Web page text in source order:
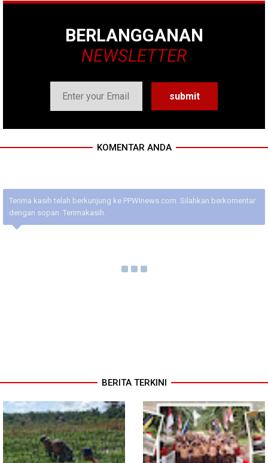
BERLANGGANAN
NEWSLETTER
KOMENTAR ANDA
Terima kasih telah berkunjung ke PPWInews.com. Silahkan berkomentar
dengan sopan. Terimakasih.
BERITA TERKINI